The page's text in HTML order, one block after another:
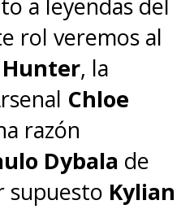
a leyendas del
rol veremos al
, la
Chloe
razón
Dybala de
supuesto Kylian